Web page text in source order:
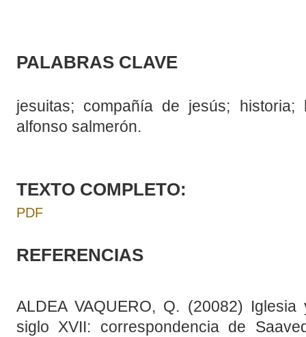
PALABRAS CLAVE
jesuitas; compañía de jesús; historia;
alfonso salmerón.
TEXTO COMPLETO:
PDF
REFERENCIAS
ALDEA VAQUERO, Q. (20082)
siglo XVII: correspondencia de